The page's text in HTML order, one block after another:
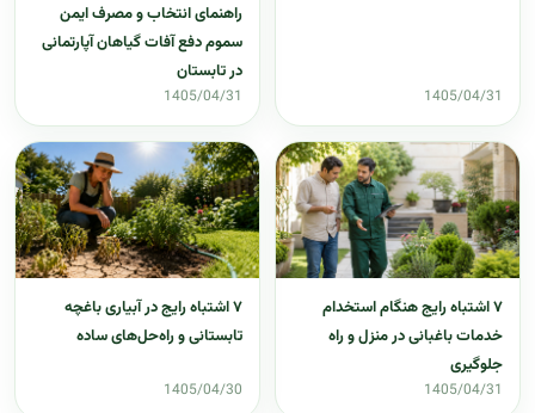
1405/04/31
راهنمای انتخاب و مصرف ایمن
سموم دفع آفات گیاهان آپارتمانی
در تابستان
1405/04/31
۷ اشتباه رایج هنگام استخدام
خدمات باغبانی در منزل و راه
جلوگیری
1405/04/31
۷ اشتباه رایج در آبیاری باغچه
تابستانی و راه‌حل‌های ساده
1405/04/30